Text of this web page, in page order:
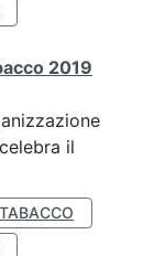
2019
il